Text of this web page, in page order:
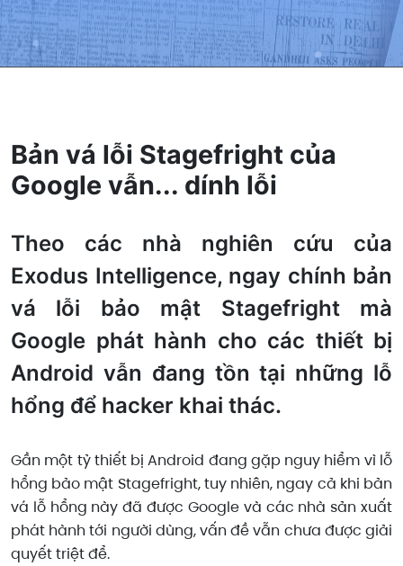
Bản vá lỗi Stagefright của
Google vẫn... dính lỗi
Theo các nhà nghiên cứu của
Exodus Intelligence, ngay chính bản
vá lỗi bảo mật Stagefright mà
Google phát hành cho các thiết bị
Android vẫn đang tồn tại những lỗ
hổng để hacker khai thác.
Gần một tỷ thiết bị Android đang gặp nguy hiểm vì lỗ
hổng bảo mật Stagefright, tuy nhiên, ngay cả khi bản
vá lỗ hổng này đã được Google và các nhà sản xuất
phát hành tới người dùng, vấn đề vẫn chưa được giải
quyết triệt để.